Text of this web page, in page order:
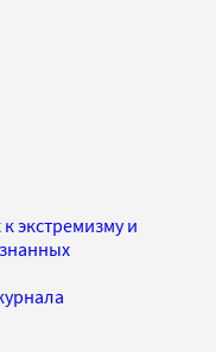
экстремизму и